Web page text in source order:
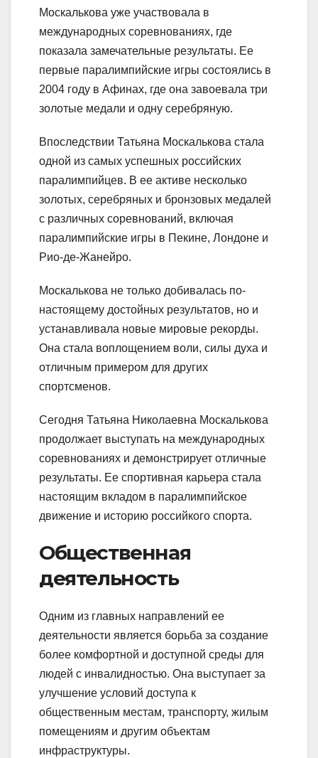
Москалькова уже участвовала в
международных соревнованиях, где
показала замечательные результаты. Ее
первые паралимпийские игры состоялись в
2004 году в Афинах, где она завоевала три
золотые медали и одну серебряную.
Впоследствии Татьяна Москалькова стала
одной из самых успешных российских
паралимпийцев. В ее активе несколько
золотых, серебряных и бронзовых медалей
с различных соревнований, включая
паралимпийские игры в Пекине, Лондоне и
Рио-де-Жанейро.
Москалькова не только добивалась по-
настоящему достойных результатов, но и
устанавливала новые мировые рекорды.
Она стала воплощением воли, силы духа и
отличным примером для других
спортсменов.
Сегодня Татьяна Николаевна Москалькова
продолжает выступать на международных
соревнованиях и демонстрирует отличные
результаты. Ее спортивная карьера стала
настоящим вкладом в паралимпийское
движение и историю российкого спорта.
Общественная
деятельность
Одним из главных направлений ее
деятельности является борьба за создание
более комфортной и доступной среды для
людей с инвалидностью. Она выступает за
улучшение условий доступа к
общественным местам, транспорту, жилым
помещениям и другим объектам
инфраструктуры.